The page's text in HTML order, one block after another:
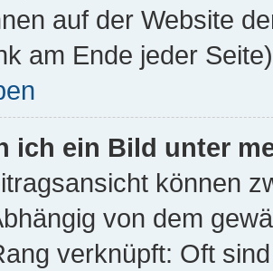
auf der Website
am Ende jeder
ich ein Bild unter
können
von dem
verknüpft: Oft